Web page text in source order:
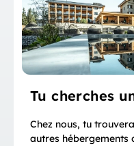
Tu cherches
Chez nous, tu
autres hébergements